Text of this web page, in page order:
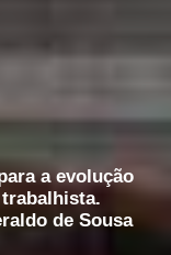
a evolução
de Sousa